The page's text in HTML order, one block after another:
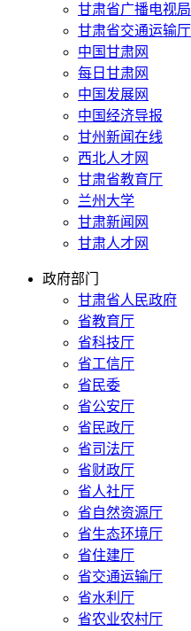
甘肃省广播电视局
甘肃省交通运输厅
中国甘肃网
每日甘肃网
中国发展网
中国经济导报
甘州新闻在线
西北人才网
甘肃省教育厅
兰州大学
甘肃新闻网
甘肃人才网
政府部门
甘肃省人民政府
省教育厅
省科技厅
省工信厅
省民委
省公安厅
省民政厅
省司法厅
省财政厅
省人社厅
省自然资源厅
省生态环境厅
省住建厅
省交通运输厅
省水利厅
省农业农村厅